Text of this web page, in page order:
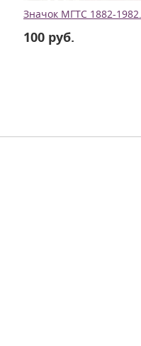
Значок МГТС 1882-1982.
100 руб.